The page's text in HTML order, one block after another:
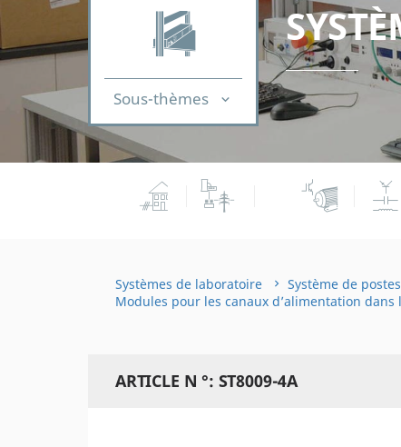
Sous-thèmes
Systèmes de laboratoire Système de
Modules pour les canaux d’alimentation
ARTICLE N °: ST8009-4A